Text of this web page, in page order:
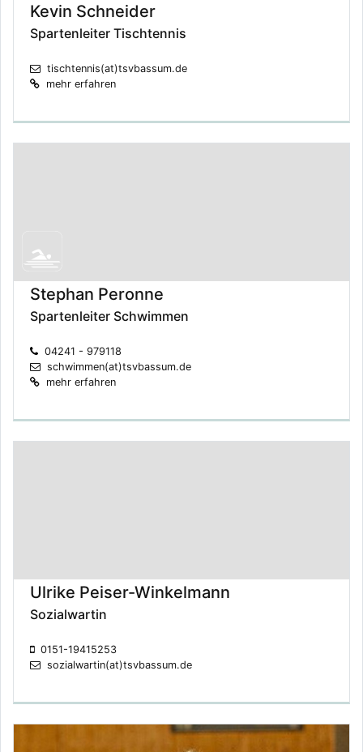
Kevin Schneider
Spartenleiter Tischtennis
tischtennis(at)tsvbassum.de
mehr erfahren
Stephan Peronne
Spartenleiter Schwimmen
04241 - 979118
schwimmen(at)tsvbassum.de
mehr erfahren
Ulrike Peiser-Winkelmann
Sozialwartin
0151-19415253
sozialwartin(at)tsvbassum.de